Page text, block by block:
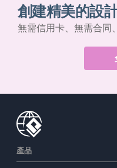
創建精美的設
無需信用卡、無需合同
產品